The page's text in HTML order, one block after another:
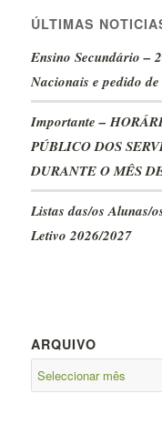
ÚLTIMAS
Ensino Secundário –
Nacionais e pedido
Importante –
PÚBLICO DOS
DURANTE O MÊS
Listas das/os Alunas/
Letivo 2026/2027
ARQUIVO